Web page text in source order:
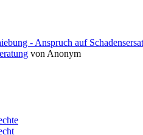
- Anspruch auf
von Anonym